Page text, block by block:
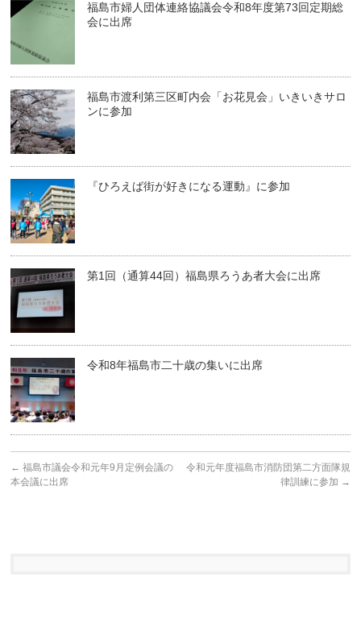
福島市婦人団体連絡協議会令和8年度第73回定期総
会に出席
福島市渡利第三区町内会「お花見会」いきいきサロ
ンに参加
『ひろえば街が好きになる運動』に参加
第1回（通算44回）福島県ろうあ者大会に出席
令和8年福島市二十歳の集いに出席
← 福島市議会令和元年9月定例会議の
本会議に出席
令和元年度福島市消防団第二方面隊規
律訓練に参加 →